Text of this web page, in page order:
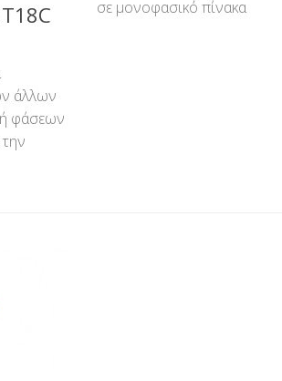
άλλων
φάσεων
σε μονοφασικό πίνακα